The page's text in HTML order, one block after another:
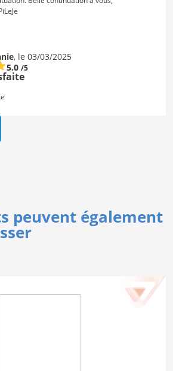
, le 03/03/2025
5.0 /5
peuvent également